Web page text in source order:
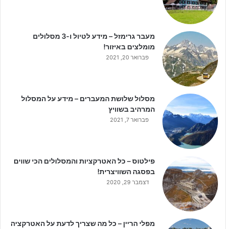
מעבר גרימזל – מידע לטיול ו-3 מסלולים
מומלצים באיזור!
פברואר 20, 2021
מסלול שלושת המעברים – מידע על המסלול
המרהיב בשוויץ
פברואר 7, 2021
פילטוס – כל האטרקציות והמסלולים הכי שווים
בפסגה השוויצרית!
דצמבר 29, 2020
מפלי הריין – כל מה שצריך לדעת על האטרקציה